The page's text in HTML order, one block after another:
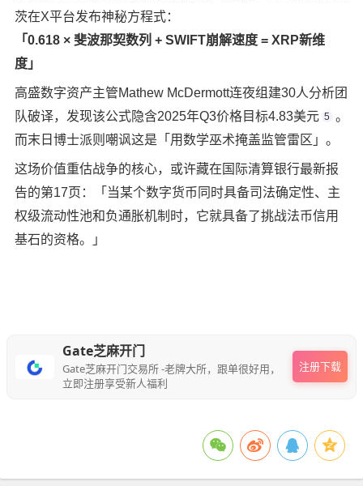
茨在X平台发布神秘方程式：
「0.618 × 斐波那契数列 + SWIFT崩解速度 = XRP新维
度」
高盛数字资产主管Mathew McDermott连夜组建30人分析团
队破译，发现该公式隐含2025年Q3价格目标4.83美元 5 。
而末日博士派则嘲讽这是「用数学巫术掩盖监管雷区」。
这场价值重估战争的核心，或许藏在国际清算银行最新报
告的第17页：「当某个数字货币同时具备司法确定性、主
权级流动性池和负通胀机制时，它就具备了挑战法币信用
基石的资格。」
Gate芝麻开门
Gate芝麻开门交易所 -老牌大所，跟单很好用，
立即注册享受新人福利
注册下载